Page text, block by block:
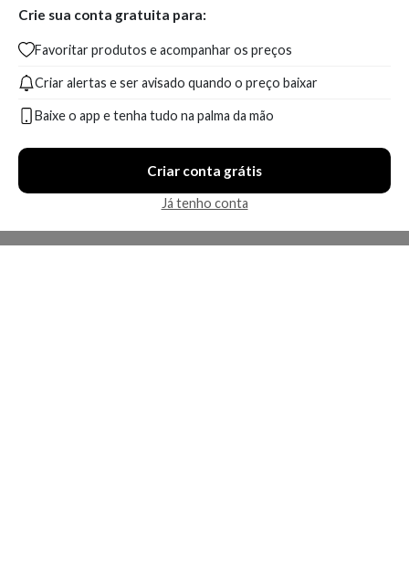
Crie sua conta gratuita para:
Favoritar produtos e acompanhar os preços
Criar alertas e ser avisado quando o preço baixar
Baixe o app e tenha tudo na palma da mão
Criar conta grátis
Já tenho conta